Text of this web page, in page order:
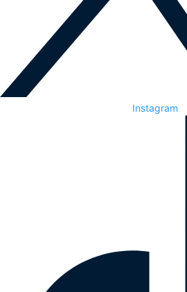
Instagram